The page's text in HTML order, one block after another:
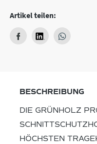
Artikel teilen:
BESCHREIBUNG
DIE GRÜNHOLZ
HÖCHSTEN